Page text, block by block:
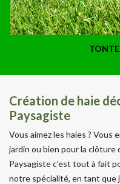
TONTE
Création de haie
Paysagiste
Vous aimez les haies ? Vous
jardin ou bien pour la clôture
Paysagiste c'est tout à fait
notre spécialité, en tant que